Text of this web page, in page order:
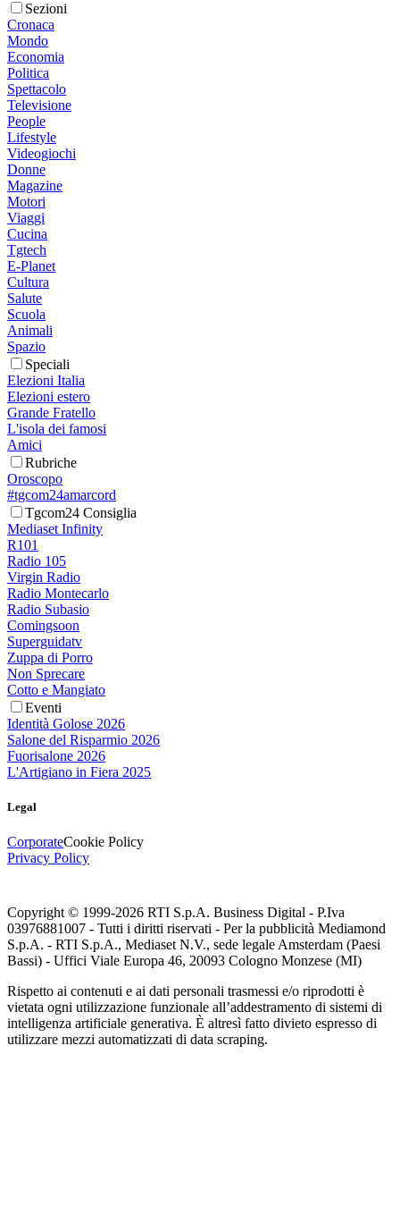
Sezioni
Cronaca
Mondo
Economia
Politica
Spettacolo
Televisione
People
Lifestyle
Videogiochi
Donne
Magazine
Motori
Viaggi
Cucina
Tgtech
E-Planet
Cultura
Salute
Scuola
Animali
Spazio
Speciali
Elezioni Italia
Elezioni estero
Grande Fratello
L'isola dei famosi
Amici
Rubriche
Oroscopo
#tgcom24amarcord
Tgcom24 Consiglia
Mediaset Infinity
R101
Radio 105
Virgin Radio
Radio Montecarlo
Radio Subasio
Comingsoon
Superguidatv
Zuppa di Porro
Non Sprecare
Cotto e Mangiato
Eventi
Identità Golose 2026
Salone del Risparmio 2026
Fuorisalone 2026
L'Artigiano in Fiera 2025
Legal
CorporateCookie Policy
Privacy Policy
Copyright © 1999-2026 RTI S.p.A. Business Digital - P.Iva
03976881007 - Tutti i diritti riservati - Per la pubblicità Mediamond
S.p.A. - RTI S.p.A., Mediaset N.V., sede legale Amsterdam (Paesi
Bassi) - Uffici Viale Europa 46, 20093 Cologno Monzese (MI)
Rispetto ai contenuti e ai dati personali trasmessi e/o riprodotti è
vietata ogni utilizzazione funzionale all’addestramento di sistemi di
intelligenza artificiale generativa. È altresì fatto divieto espresso di
utilizzare mezzi automatizzati di data scraping.